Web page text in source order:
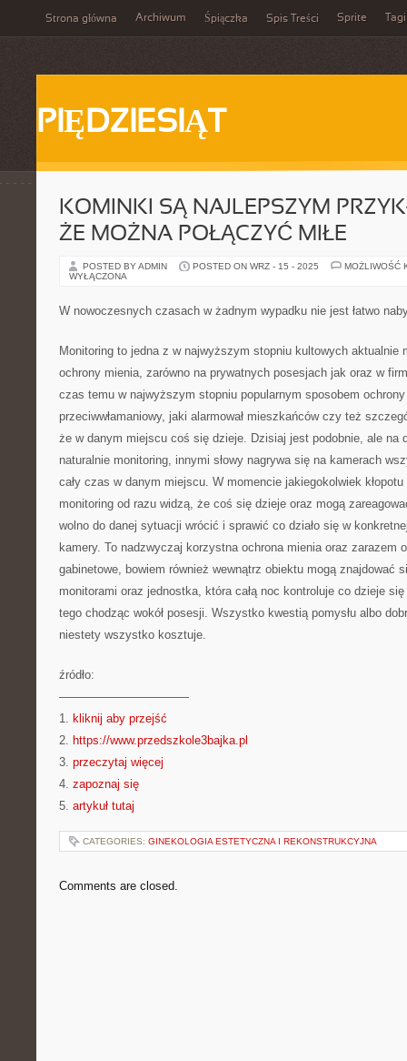
Strona główna Archiwum Śpiączka Spis Treści Sprite Tagi
PIĘDZIESIĄT
KOMINKI SĄ NAJLEPSZYM
ŻE MOŻNA POŁĄCZYĆ MIŁE
POSTED BY ADMIN POSTED ON WRZ - 15 - 2025
MOŻLIWOŚĆ
WYŁĄCZONA
W nowoczesnych czasach w żadnym wypadku nie jest łatwo
Monitoring to jedna z w najwyższym stopniu kultowych aktualnie
ochrony mienia, zarówno na prywatnych posesjach jak oraz w
czas temu w najwyższym stopniu popularnym sposobem ochrony
przeciwwłamaniowy, jaki alarmował mieszkańców czy też
że w danym miejscu coś się dzieje. Dzisiaj jest podobnie, ale na
naturalnie monitoring, innymi słowy nagrywa się na kamerach
cały czas w danym miejscu. W momencie jakiegokolwiek
monitoring od razu widzą, że coś się dzieje oraz mogą
wolno do danej sytuacji wrócić i sprawić co działo się w
kamery. To nadzwyczaj korzystna ochrona mienia oraz zarazem
gabinetowe, bowiem również wewnątrz obiektu mogą znajdować
monitorami oraz jednostka, która całą noc kontroluje co dzieje
tego chodząc wokół posesji. Wszystko kwestią pomysłu albo
niestety wszystko kosztuje.
źródło:
———————————
1. kliknij aby przejść
2. https://www.przedszkole3bajka.pl
3. przeczytaj więcej
4. zapoznaj się
5. artykuł tutaj
CATEGORIES: GINEKOLOGIA ESTETYCZNA I REKONSTRUKCYJNA
Comments are closed.